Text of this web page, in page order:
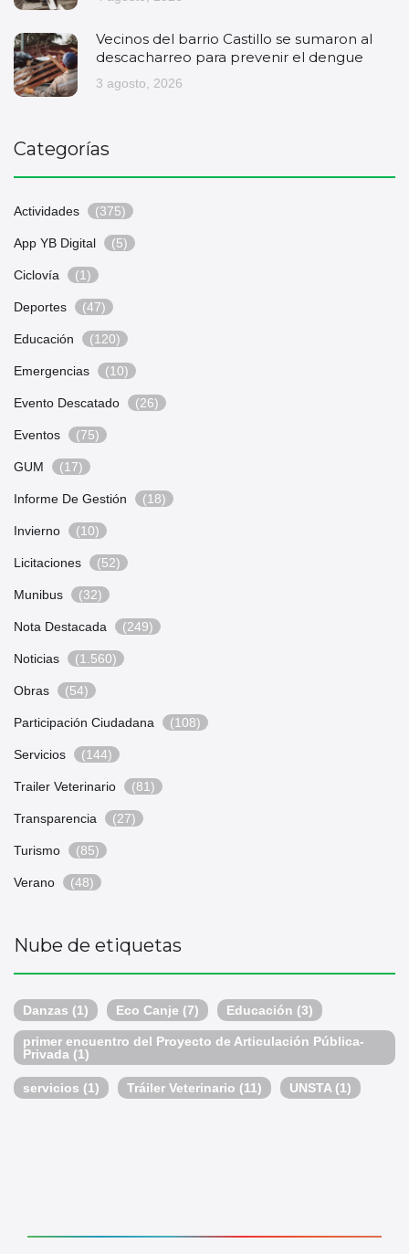
Vecinos del barrio Castillo se sumaron al
descacharreo para prevenir el dengue
3 agosto, 2026
Categorías
Actividades (375)
App YB Digital (5)
Ciclovía (1)
Deportes (47)
Educación (120)
Emergencias (10)
Evento Descatado (26)
Eventos (75)
GUM (17)
Informe De Gestión (18)
Invierno (10)
Licitaciones (52)
Munibus (32)
Nota Destacada (249)
Noticias (1.560)
Obras (54)
Participación Ciudadana (108)
Servicios (144)
Trailer Veterinario (81)
Transparencia (27)
Turismo (85)
Verano (48)
Nube de etiquetas
Danzas (1) Eco Canje (7) Educación (3)
primer encuentro del Proyecto de Articulación Pública-
Privada (1)
servicios (1) Tráiler Veterinario (11) UNSTA(1)